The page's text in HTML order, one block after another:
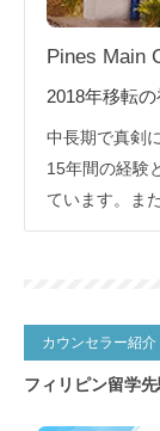
Pines Main
2018年移転
中長期で真剣
15年間の経験
ています。ま
ムが作成した
カウンセラー紹介
フィリピン留学